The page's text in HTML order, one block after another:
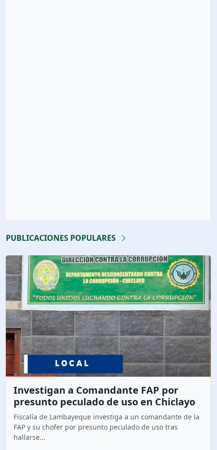
PUBLICACIONES POPULARES
Investigan a Comandante FAP por
presunto peculado de uso en Chiclayo
Fiscalía de Lambayeque investiga a un comandante de la
FAP y su chofer por presunto peculado de uso tras
hallarse...